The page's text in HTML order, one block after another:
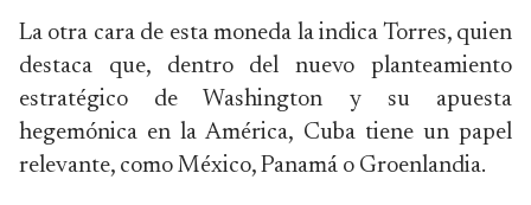
La otra cara de esta moneda la indica Torres, quien
destaca que, dentro del nuevo planteamiento
estratégico de Washington y su apuesta
hegemónica en la América, Cuba tiene un papel
relevante, como México, Panamá o Groenlandia.